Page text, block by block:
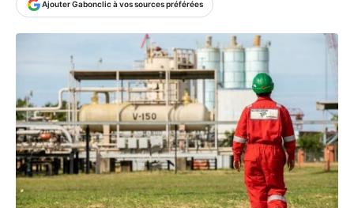
Ajouter Gabonclic à vos sources préférées